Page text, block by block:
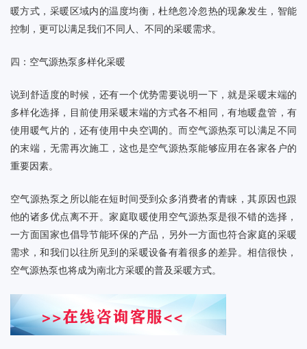
暖方式，采暖区域内的温度均衡，杜绝忽冷忽热的现象发生，智能
控制，更可以满足我们不同人、不同的采暖需求。
四：空气源热泵多样化采暖
说到舒适度的时候，还有一个优势需要说明一下，就是采暖末端的
多样化选择，目前使用采暖末端的方式各不相同，有地暖盘管，有
使用暖气片的，还有使用中央空调的。而空气源热泵可以满足不同
的末端，无需再次施工，这也是空气源热泵能够应用在各家各户的
重要因素。
空气源热泵之所以能在短时间受到众多消费者的青睐，其原因也跟
他的诸多优点离不开。家庭取暖使用 空气源热泵是很不错的选择，
一方面国家也倡导节能环保的产品，另外一方面也符合家庭的采暖
需求，和我们以往所见到的采暖设备有着很多的差异。相信很快，
空气源热泵也将成为南北方采暖的普及采暖方式。